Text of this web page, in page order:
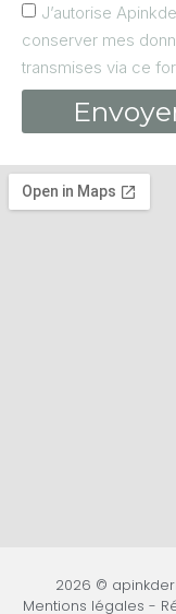
J’autorise
conserver mes
transmises via ce
2026 ©
Mentions légales -